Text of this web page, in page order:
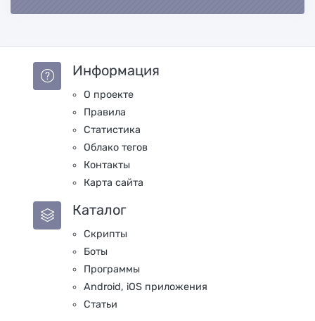
Информация
О проекте
Правила
Статистика
Облако тегов
Контакты
Карта сайта
Каталог
Скрипты
Боты
Программы
Android, iOS приложения
Статьи